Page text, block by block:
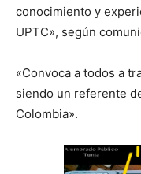
conocimiento y
UPTC», según
«Convoca a todos a
siendo un referente
Colombia».